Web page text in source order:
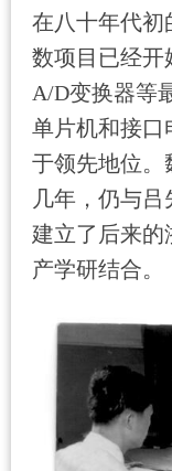
在八十年代初
数项目已经开
A/D变换器等
单片机和接口
于领先地位。
几年，仍与
建立了后来的
产学研结合。